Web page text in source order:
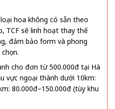
hoa không có sẵn theo
TCF sẽ linh hoạt thay thế
đảm bảo form và phong
cho đơn từ 500.000đ tại Hà
vực ngoại thành dưới 10km:
80.000đ–150.000đ (tùy khu